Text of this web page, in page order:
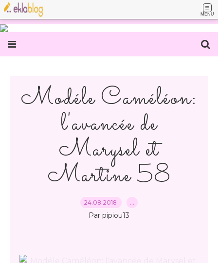
MENU
Modéle Caméléon:
l'avancée de
Marysel et
Martine 58
24.08.2018 …
Par pipiou13